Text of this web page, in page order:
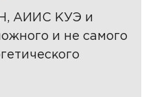
АИИС КУЭ и
и не самого